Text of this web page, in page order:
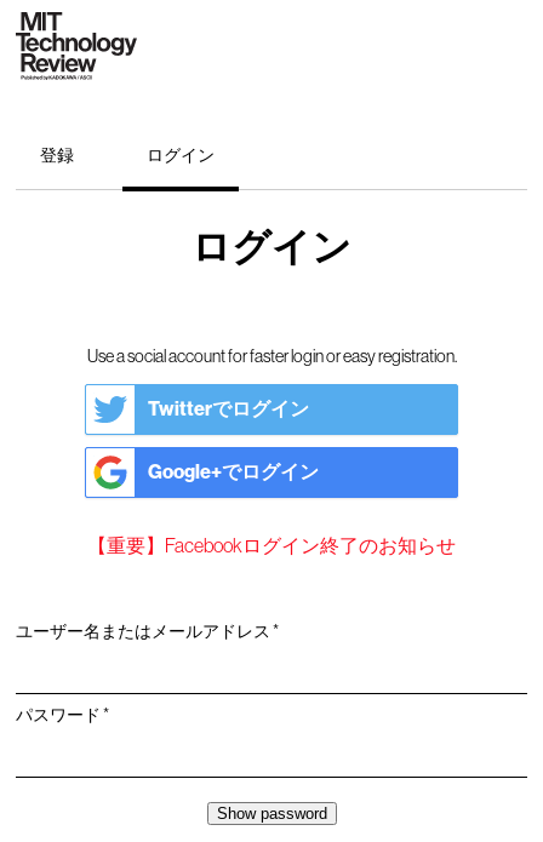
登録 ログイン
ログイン
Use a social account for faster login or easy registration.
Twitterでログイン
Google+でログイン
【重要】Facebookログイン終了のお知らせ
ユーザー名またはメールアドレス*必
パスワード*必